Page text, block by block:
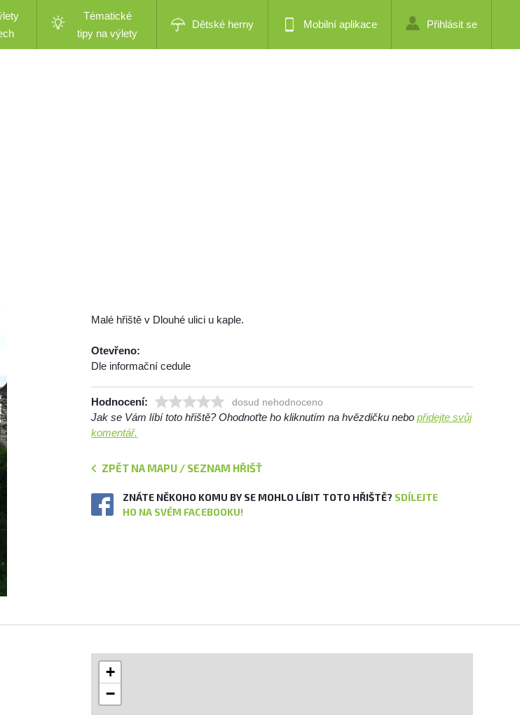
Tématické
tipy na výlety
Dětské herny Mobilní aplikace Přihlásit se
Malé hřiště v Dlouhé ulici u kaple.
Otevřeno:
Dle informační cedule
Hodnocení: dosud nehodnoceno
Jak se Vám líbí toto hřiště? Ohodnoťte ho kliknutím na hvězdičku nebopřidejte svůj
komentář.
ZPĚT NA MAPU / SEZNAM HŘIŠŤ
ZNÁTE NĚKOHO KOMU BY SE MOHLO LÍBIT TOTO HŘIŠTĚ? SDÍLEJTE
HO NA SVÉM FACEBOOKU!
+
−